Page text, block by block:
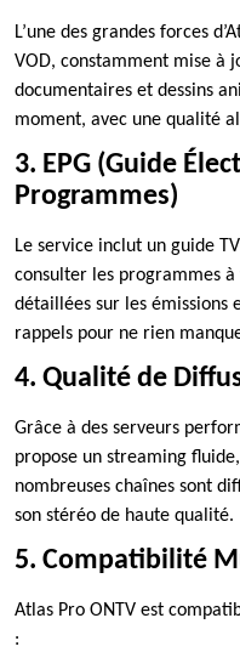
L’une des grandes forces
VOD, constamment mise à
documentaires et dessins
moment, avec une qualité
3. EPG (Guide
Programmes)
Le service inclut un guide
consulter les programmes
détaillées sur les émissions
rappels pour ne rien
4. Qualité de
Grâce à des serveurs
propose un streaming
nombreuses chaînes sont
son stéréo de haute qualité.
5. Compatibilité
Atlas Pro ONTV est
: